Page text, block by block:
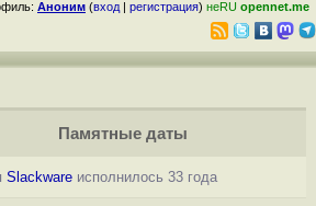
Аноним (вход | регистрация) неRU opennet.me
Памятные даты
Slackwareисполнилось 33 года